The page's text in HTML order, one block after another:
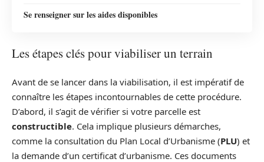
Se renseigner sur les aides disponibles
Les étapes clés pour viabiliser un terrain
Avant de se lancer dans la viabilisation, il est impératif de
connaître les étapes incontournables de cette procédure.
D’abord, il s’agit de vérifier si votre parcelle est
constructible. Cela implique plusieurs démarches,
comme la consultation du Plan Local d’Urbanisme (PLU) et
la demande d’un certificat d’urbanisme. Ces documents